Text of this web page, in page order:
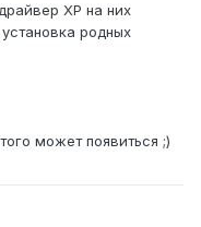
XP на них
родных
может появиться ;)